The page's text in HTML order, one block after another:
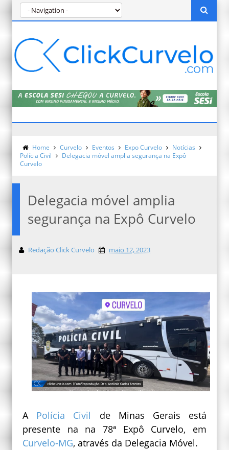
Home Curvelo Eventos Expo Curvelo
Notícias
Polícia Civil
Delegacia móvel amplia segurança na Expô
Curvelo
Delegacia móvel amplia
segurança na Expô Curvelo
Redação Click Curvelo maio 12, 2023
A Polícia Civil de Minas Gerais está
presente na na 78ª Expô Curvelo, em
Curvelo-MG, através da Delegacia Móvel.